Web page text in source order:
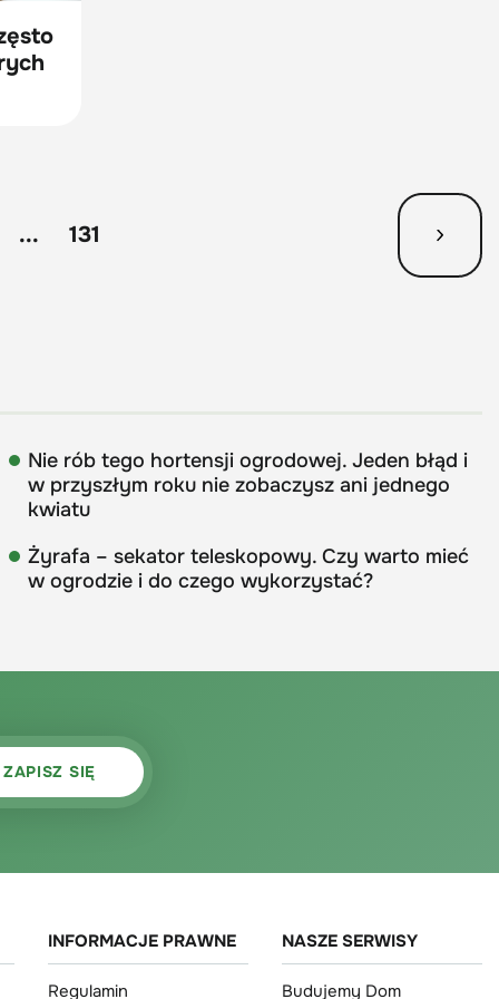
... 131
Nie rób tego hortensji ogrodowej. Jeden błąd i
w przyszłym roku nie zobaczysz ani jednego
kwiatu
Żyrafa – sekator teleskopowy. Czy warto mieć
w ogrodzie i do czego wykorzystać?
INFORMACJE PRAWNE
Regulamin
NASZE SERWISY
Budujemy Dom